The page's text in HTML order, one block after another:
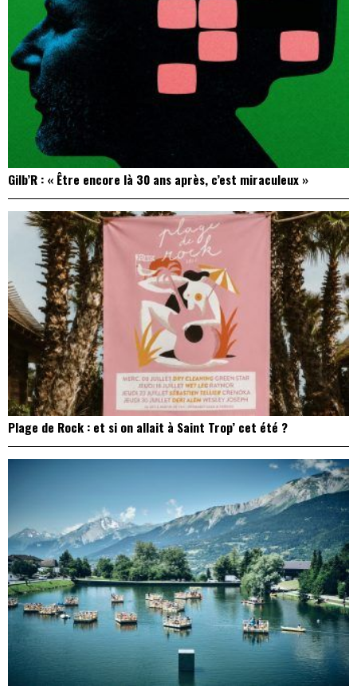
Gilb’R : « Être encore là 30 ans après, c’est miraculeux »
Plage de Rock : et si on allait à Saint Trop’ cet été ?